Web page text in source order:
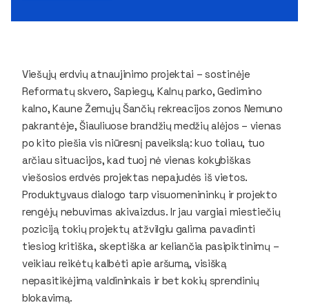
Viešųjų erdvių atnaujinimo projektai – sostinėje
Reformatų skvero, Sapiegų, Kalnų parko, Gedimino
kalno, Kaune Žemųjų Šančių rekreacijos zonos Nemuno
pakrantėje, Šiauliuose brandžių medžių alėjos – vienas
po kito piešia vis niūresnį paveikslą: kuo toliau, tuo
arčiau situacijos, kad tuoj nė vienas kokybiškas
viešosios erdvės projektas nepajudės iš vietos.
Produktyvaus dialogo tarp visuomenininkų ir projekto
rengėjų nebuvimas akivaizdus. Ir jau vargiai miestiečių
poziciją tokių projektų atžvilgiu galima pavadinti
tiesiog kritiška, skeptiška ar keliančia pasipiktinimų –
veikiau reikėtų kalbėti apie aršumą, visišką
nepasitikėjimą valdininkais ir bet kokių sprendinių
blokavimą.